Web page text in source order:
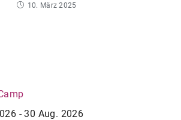
10. März 2025
- 30 Aug. 2026